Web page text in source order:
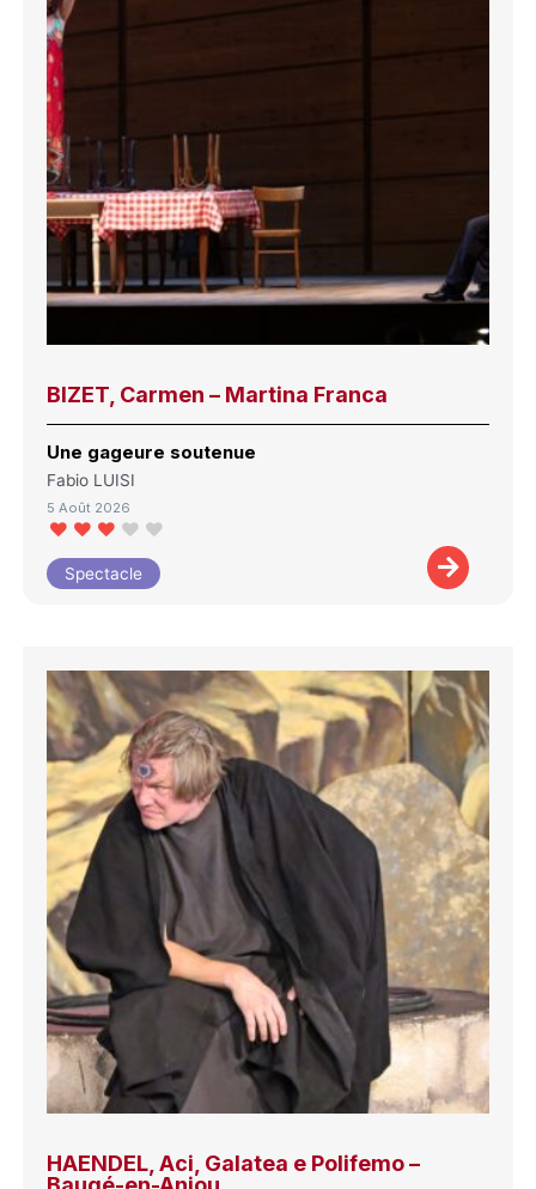
BIZET, Carmen – Martina Franca
Une gageure soutenue
Fabio LUISI
5 Août 2026
Spectacle
HAENDEL, Aci, Galatea e Polifemo –